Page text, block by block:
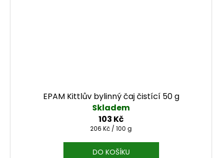
EPAM Kittlův bylinný čaj čistící 50 g
Skladem
103 Kč
Měrná cena:
206 Kč / 100 g
DO KOŠÍKU